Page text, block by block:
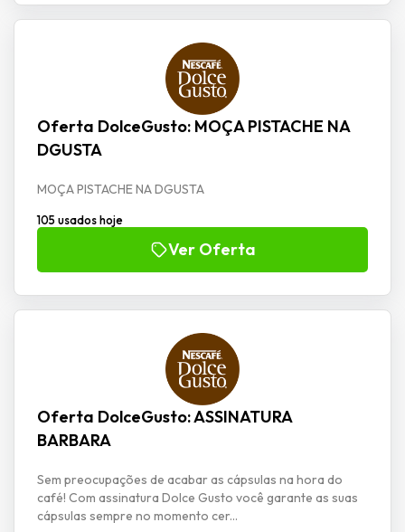
Oferta DolceGusto: MOÇA PISTACHE NA
DGUSTA
MOÇA PISTACHE NA DGUSTA
105 usados hoje
Ver Oferta
Oferta DolceGusto: ASSINATURA
BARBARA
Sem preocupações de acabar as cápsulas na hora do
café! Com assinatura Dolce Gusto você garante as suas
cápsulas sempre no momento cer...